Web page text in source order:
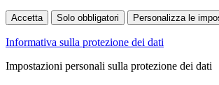
Accetta Solo obbligatori Personalizza le
Informativa sulla protezione dei dati
Impostazioni personali sulla protezione dei dati